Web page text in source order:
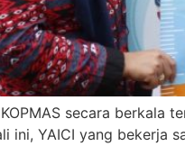
secara berkala
ini, YAICI yang bekerja